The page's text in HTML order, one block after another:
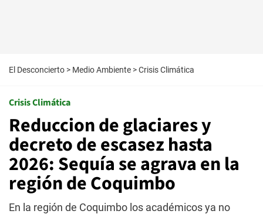
El Desconcierto > Medio Ambiente >Crisis Climática
Crisis Climática
Reduccion de glaciares y
decreto de escasez hasta
2026: Sequía se agrava en la
región de Coquimbo
En la región de Coquimbo los académicos ya no